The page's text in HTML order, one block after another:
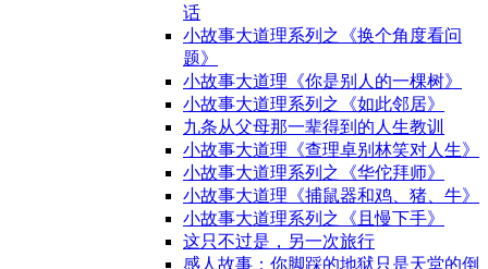
话
小故事大道理系列之《换个角度看问
题》
小故事大道理《你是别人的一棵树》
小故事大道理系列之《如此邻居》
九条从父母那一辈得到的人生教训
小故事大道理《查理卓别林笑对人生》
小故事大道理系列之《华佗拜师》
小故事大道理《捕鼠器和鸡、猪、牛》
小故事大道理系列之《且慢下手》
这只不过是，另一次旅行
感人故事：你脚踩的地狱只是天堂的倒